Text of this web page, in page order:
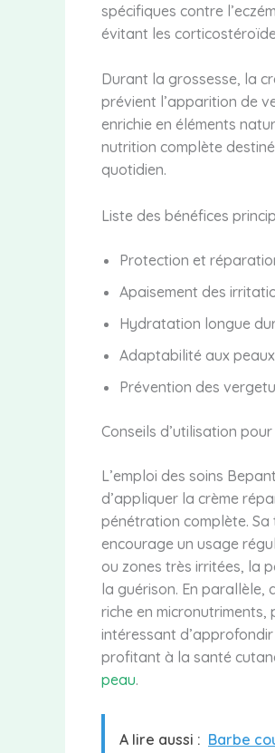
spécifiques contre
évitant les
Durant la grossesse, la
prévient l’apparition de
enrichie en éléments
nutrition complète
quotidien.
Liste des bénéfices
Protection et
Apaisement des
Hydratation longue
Adaptabilité aux
Prévention des
Conseils d’utilisation
L’emploi des soins
d’appliquer la crème
pénétration complète.
encourage un usage
ou zones très irritées, la
la guérison. En parallèle,
riche en micronutriments,
intéressant
profitant à la santé
peau.
A lire aussi : Barbe